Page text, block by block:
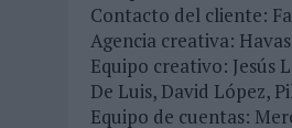
Contacto del cliente:
Agencia creativa:
Equipo creativo: Jesús
De Luis, David López,
Equipo de cuentas: